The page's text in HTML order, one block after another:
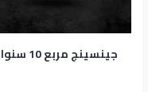
جينسينج مربع 10 سنوات